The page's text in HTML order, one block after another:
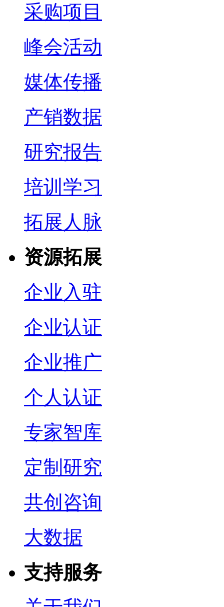
采购项目
峰会活动
媒体传播
产销数据
研究报告
培训学习
拓展人脉
资源拓展
企业入驻
企业认证
企业推广
个人认证
专家智库
定制研究
共创咨询
大数据
支持服务